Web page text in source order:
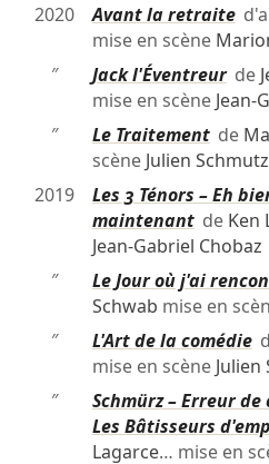
2020
Avant la retraite
mise en scène
″
Jack l'Éventreurde
mise en scène Jean-
″
Le Traitementde
scène Julien Schmutz
2019
Les 3 Ténors – Eh
maintenantde Ken
Jean-Gabriel Chobaz
″
Le Jour où j'ai
Schwab mise en
″
L'Art de la comédie
mise en scène Julien
″
Schmürz – Erreur
Les Bâtisseurs
Lagarce… mise en